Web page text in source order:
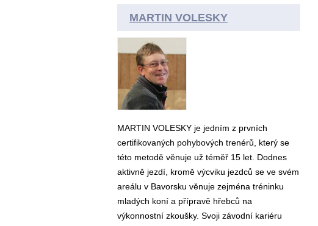
MARTIN VOLESKY
MARTIN VOLESKY je jedním z prvních
certifikovaných pohybových trenérů, který se
této metodě věnuje už téměř 15 let. Dodnes
aktivně jezdí, kromě výcviku jezdců se ve svém
areálu v Bavorsku věnuje zejména tréninku
mladých koní a přípravě hřebců na
výkonnostní zkoušky. Svoji závodní kariéru